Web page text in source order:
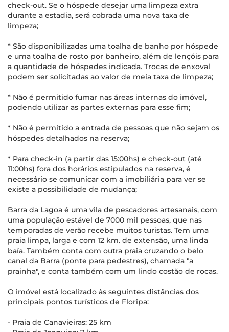
check-out. Se o hóspede desejar uma limpeza extra
durante a estadia, será cobrada uma nova taxa de
limpeza;
* São disponibilizadas uma toalha de banho por hóspede
e uma toalha de rosto por banheiro, além de lençóis para
a quantidade de hóspedes indicada. Trocas de enxoval
podem ser solicitadas ao valor de meia taxa de limpeza;
* Não é permitido fumar nas áreas internas do imóvel,
podendo utilizar as partes externas para esse fim;
* Não é permitido a entrada de pessoas que não sejam os
hóspedes detalhados na reserva;
* Para check-in (a partir das 15:00hs) e check-out (até
11:00hs) fora dos horários estipulados na reserva, é
necessário se comunicar com a imobiliária para ver se
existe a possibilidade de mudança;
Barra da Lagoa é uma vila de pescadores artesanais, com
uma população estável de 7000 mil pessoas, que nas
temporadas de verão recebe muitos turistas. Tem uma
praia limpa, larga e com 12 km. de extensão, uma linda
baía. Também conta com outra praia cruzando o belo
canal da Barra (ponte para pedestres), chamada "a
prainha", e conta também com um lindo costão de rocas.
O imóvel está localizado às seguintes distâncias dos
principais pontos turísticos de Floripa:
- Praia de Canavieiras: 25 km